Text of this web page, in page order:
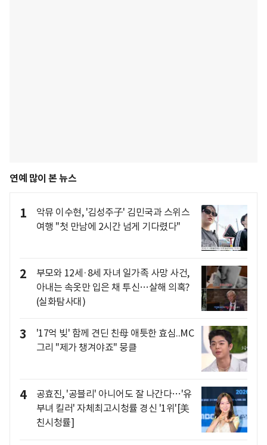
연예 많이 본 뉴스
1
악뮤 이수현, '김성주子' 김민국과 스위스
여행 "첫 만남에 2시간 넘게 기다렸다"
2
부모와 12세·8세 자녀 일가족 사망 사건,
아내는 속옷만 입은 채 투신…살해 의혹?
(실화탐사대)
3
'17억 빚' 함께 견딘 친母 애틋한 효심..MC
그리 "제가 챙겨야죠" 뭉클
4
공효진, '공블리' 아니어도 잘 나간다…'유
부녀 킬러' 자체최고시청률 경신 '1위'[美
친시청률]